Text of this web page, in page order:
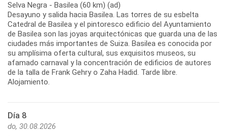
Selva Negra - Basilea (60 km) (ad)
Desayuno y salida hacia Basilea. Las torres de su esbelta
Catedral de Basilea y el pintoresco edificio del Ayuntamiento
de Basilea son las joyas arquitectónicas que guarda una de las
ciudades más importantes de Suiza. Basilea es conocida por
su amplísima oferta cultural, sus exquisitos museos, su
afamado carnaval y la concentración de edificios de autores
de la talla de Frank Gehry o Zaha Hadid. Tarde libre.
Día 8
do, 30.08.2026